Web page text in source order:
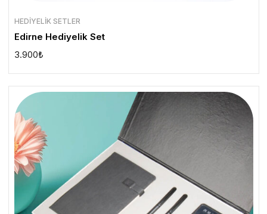
HEDIYELIK SETLER
Edirne Hediyelik Set
3.900₺